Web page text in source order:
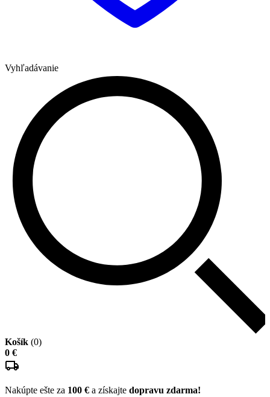
Vyhľadávanie
Košík (0)
0 €
Nakúpte ešte za 100 € a získajte dopravu zdarma!